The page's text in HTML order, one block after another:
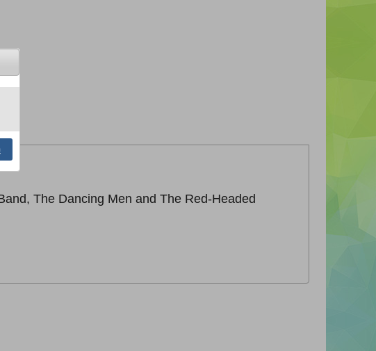
The Dancing Men and The Red-Headed